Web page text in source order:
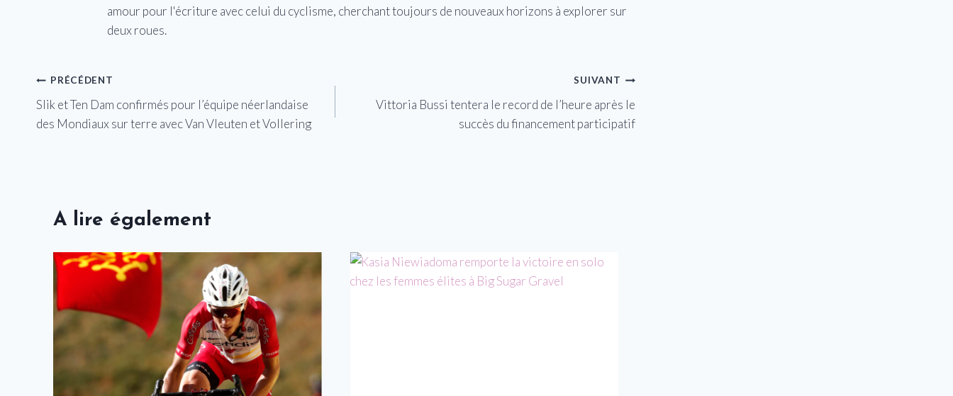
amour pour l'écriture avec celui du cyclisme, cherchant toujours de nouveaux horizons à explorer sur
deux roues.
Navigation
de
PRÉCÉDENT
Slik et Ten Dam confirmés pour l’équipe néerlandaise
des Mondiaux sur terre avec Van Vleuten et Vollering
SUIVANT
Vittoria Bussi tentera le record de l’heure après le
succès du financement participatif
A lire également